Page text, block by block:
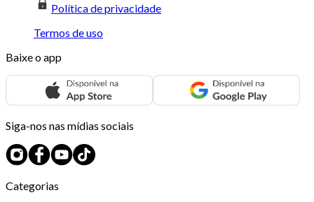
Política de privacidade
Termos de uso
Baixe o app
Siga-nos nas mídias sociais
Categorias